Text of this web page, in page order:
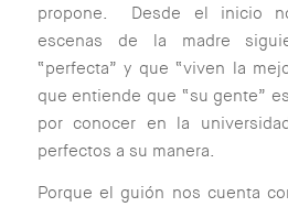
propone. Desde el inicio
escenas de la madre
“perfecta” y que “viven la
que entiende que “su gente”
por conocer en la
perfectos a su manera.
Porque el guión nos cuenta